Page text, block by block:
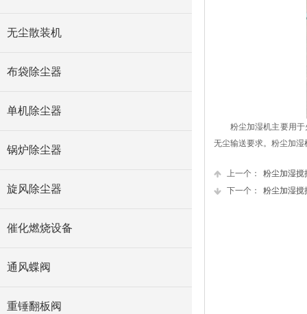
粉尘加湿机主要用
无尘输送要求。粉尘加
上一个：
粉尘加湿搅
下一个：
粉尘加湿搅
无尘散装机
布袋除尘器
单机除尘器
锅炉除尘器
旋风除尘器
催化燃烧设备
通风蝶阀
重锤翻板阀